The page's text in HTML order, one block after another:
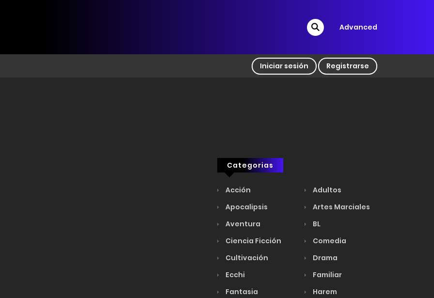
Advanced
Iniciar sesión Registrarse
Categorias
Acción
Adultos
Apocalipsis
Artes Marciales
Aventura
BL
Ciencia Ficción
Comedia
Cultivación
Drama
Ecchi
Familiar
Fantasia
Harem